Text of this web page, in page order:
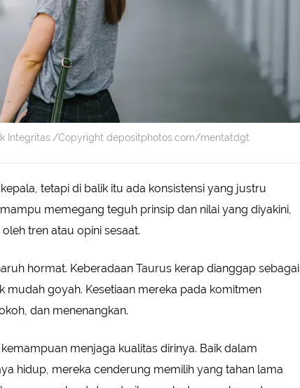
Integritas./Copyright depositphotos.com/mentatdgt
tetapi di balik itu ada konsistensi yang justru
memegang teguh prinsip dan nilai yang diyakini,
tren atau opini sesaat.
hormat. Keberadaan Taurus kerap dianggap sebagai
mudah goyah. Kesetiaan mereka pada komitmen
dan menenangkan.
menjaga kualitas dirinya. Baik dalam
hidup, mereka cenderung memilih yang tahan lama